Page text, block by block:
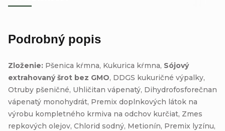
Podrobný popis
Zloženie: Pšenica kŕmna, Kukurica kŕmna, Sójový
extrahovaný šrot bez GMO, DDGS kukuričné výpalky,
Otruby pšeničné, Uhličitan vápenatý, Dihydrofosforečnan
vápenatý monohydrát, Premix doplnkových látok na
výrobu kompletného krmiva na odchov kurčiat, Zmes
repkových olejov, Chlorid sodný, Metionín, Premix lyzínu,